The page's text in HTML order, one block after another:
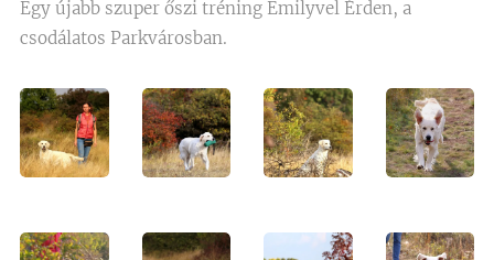
Egy újabb szuper őszi tréning Emilyvel Érden, a
csodálatos Parkvárosban.